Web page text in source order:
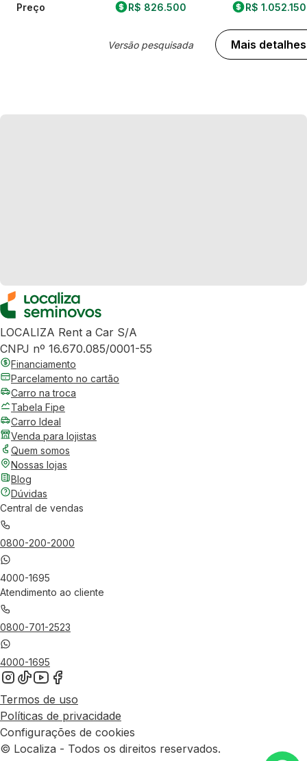
Preço R$ 826.500
Versão pesquisada
R$ 1.052.150
Mais detalhes
LOCALIZA Rent a Car S/A
CNPJ nº 16.670.085/0001-55
Financiamento
Parcelamento no cartão
Carro na troca
Tabela Fipe
Carro Ideal
Venda para lojistas
Quem somos
Nossas lojas
Blog
Dúvidas
Central de vendas
0800-200-2000
4000-1695
Atendimento ao cliente
0800-701-2523
4000-1695
Termos de uso
Políticas de privacidade
Configurações de cookies
© Localiza - Todos os direitos reservados.